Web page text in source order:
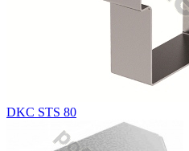
DKC STS 80